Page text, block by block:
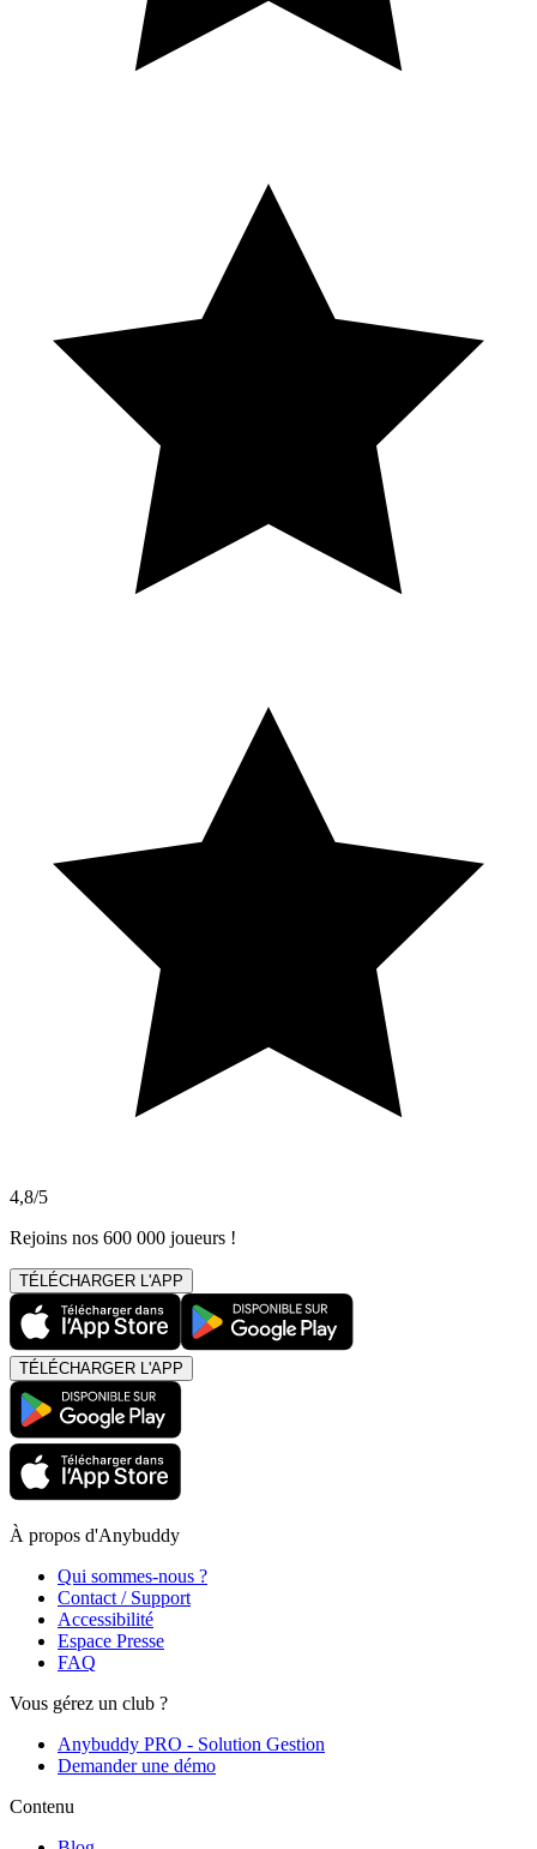
4,8/5
Rejoins nos 600 000 joueurs !
TÉLÉCHARGER L'APP
TÉLÉCHARGER L'APP
À propos d'Anybuddy
Qui sommes-nous ?
Contact / Support
Accessibilité
Espace Presse
FAQ
Vous gérez un club ?
Anybuddy PRO - Solution Gestion
Demander une démo
Contenu